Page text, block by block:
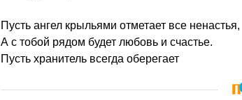
Пусть ангел крыльями отметает все ненастья,
А с тобой рядом будет любовь и счастье.
Пусть хранитель всегда оберегает